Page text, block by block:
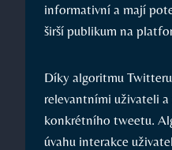
informativní a mají
širší publikum na
Díky algoritmu
relevantními uživateli
konkrétního tweetu.
úvahu interakce